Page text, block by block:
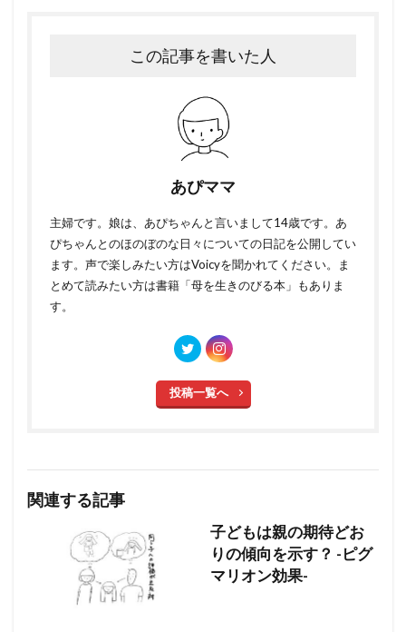
この記事を書いた人
あぴママ
主婦です。娘は、あぴちゃんと言いまして14歳です。あ
ぴちゃんとのほのぼのな日々についての日記を公開してい
ます。声で楽しみたい方はVoicyを聞かれてください。ま
とめて読みたい方は書籍「母を生きのびる本」もありま
す。
投稿一覧へ
関連する記事
子どもは親の期待どお
りの傾向を示す？ -ピグ
マリオン効果-